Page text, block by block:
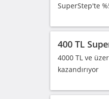
SuperStep'te
400 TL
4000 TL ve
kazandırıyor